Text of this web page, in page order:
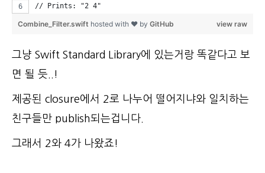
// Prints: "2 4"
view raw
Combine_Filter.swift hosted with ❤ by GitHub
그냥 Swift Standard Library에 있는거랑 똑같다고 보
면 될 듯..!
제공된 closure에서 2로 나누어 떨어지냐와 일치하는
친구들만 publish되는겁니다.
그래서 2와 4가 나왔죠!